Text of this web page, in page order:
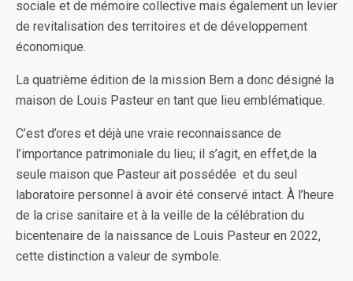
sociale et de mémoire collective mais également un levier
de revitalisation des territoires et de développement
économique.
La quatrième édition de la mission Bern a donc désigné la
maison de Louis Pasteur en tant que lieu emblématique.
C’est d’ores et déjà une vraie reconnaissance de
l’importance patrimoniale du lieu; il s’agit, en effet,de la
seule maison que Pasteur ait possédée et du seul
laboratoire personnel à avoir été conservé intact. À l’heure
de la crise sanitaire et à la veille de la célébration du
bicentenaire de la naissance de Louis Pasteur en 2022,
cette distinction a valeur de symbole.